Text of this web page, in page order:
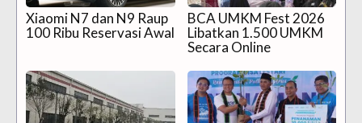
Xiaomi N7 dan N9 Raup
100 Ribu Reservasi Awal
BCA UMKM Fest 2026
Libatkan 1.500 UMKM
Secara Online